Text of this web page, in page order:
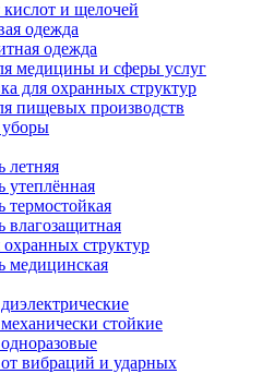
и щелочей
одежда
одежда
медицины и сферы услуг
для охранных структур
пищевых производств
летняя
утеплённая
термостойкая
влагозащитная
структур
медицинская
стойкие
вибраций и ударных